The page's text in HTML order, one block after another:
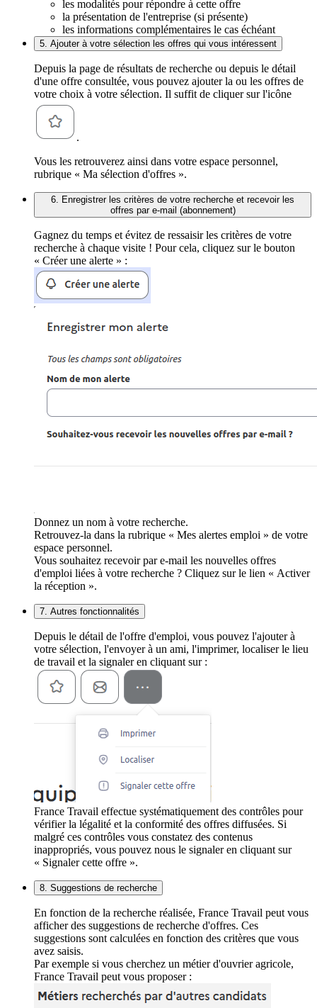
les modalités pour répondre à cette offre
la présentation de l'entreprise (si présente)
les informations complémentaires le cas échéant
5. Ajouter à votre sélection les offres qui vous intéressent
Depuis la page de résultats de recherche ou depuis le détail
d'une offre consultée, vous pouvez ajouter la ou les offres de
votre choix à votre sélection. Il suffit de cliquer sur l'icône
.
Vous les retrouverez ainsi dans votre espace personnel,
rubrique « Ma sélection d'offres ».
6. Enregistrer les critères de votre recherche et recevoir les
offres par e-mail (abonnement)
Gagnez du temps et évitez de ressaisir les critères de votre
recherche à chaque visite ! Pour cela, cliquez sur le bouton
« Créer une alerte » :
Donnez un nom à votre recherche.
Retrouvez-la dans la rubrique « Mes alertes emploi » de votre
espace personnel.
Vous souhaitez recevoir par e-mail les nouvelles offres
d'emploi liées à votre recherche ? Cliquez sur le lien « Activer
la réception ».
7. Autres fonctionnalités
Depuis le détail de l'offre d'emploi, vous pouvez l'ajouter à
votre sélection, l'envoyer à un ami, l'imprimer, localiser le lieu
de travail et la signaler en cliquant sur :
France Travail effectue systématiquement des contrôles pour
vérifier la légalité et la conformité des offres diffusées. Si
malgré ces contrôles vous constatez des contenus
inappropriés, vous pouvez nous le signaler en cliquant sur
« Signaler cette offre ».
8. Suggestions de recherche
En fonction de la recherche réalisée, France Travail peut vous
afficher des suggestions de recherche d'offres. Ces
suggestions sont calculées en fonction des critères que vous
avez saisis.
Par exemple si vous cherchez un métier d'ouvrier agricole,
France Travail peut vous proposer :